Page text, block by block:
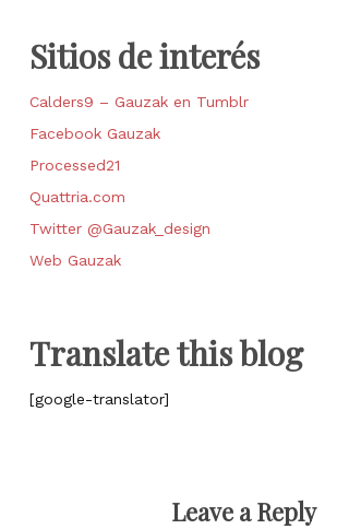
Sitios de interés
Calders9 – Gauzak en Tumblr
Facebook Gauzak
Processed21
Quattria.com
Twitter @Gauzak_design
Web Gauzak
Translate this blog
[google-translator]
Leave a Reply